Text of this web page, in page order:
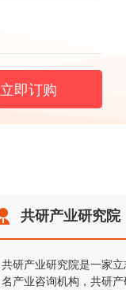
立即订购
共研产业研究院
共研产业研究院是一家
名产业咨询机构，共研